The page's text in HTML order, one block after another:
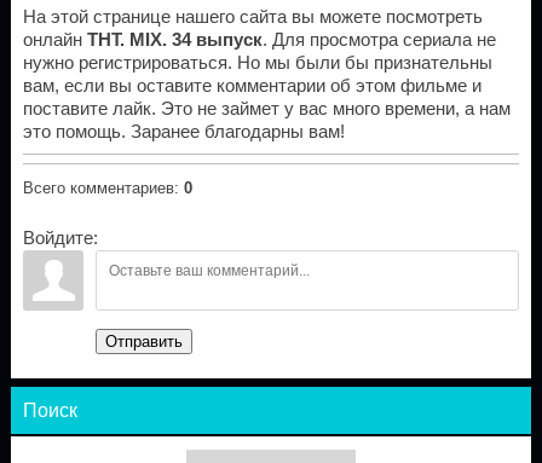
На этой странице нашего сайта вы можете посмотреть
онлайн ТНТ. MIX. 34 выпуск. Для просмотра сериала не
нужно регистрироваться. Но мы были бы признательны
вам, если вы оставите комментарии об этом фильме и
поставите лайк. Это не займет у вас много времени, а нам
это помощь. Заранее благодарны вам!
Всего комментариев: 0
Войдите:
Отправить
Поиск